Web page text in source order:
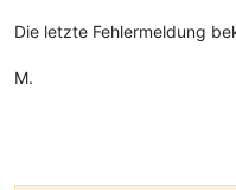
Die letzte Fehlermeldung
M.